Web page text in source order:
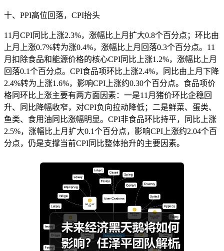
十、PPI高位回落，CPI抬头
11月CPI同比上涨2.3%，涨幅比上月扩大0.8个百分点；环比由
上月上涨0.7%转为涨0.4%，涨幅比上月回落0.3个百分点。11
月扣除食品和能源价格的核心CPI同比上涨1.2%，涨幅比上月
回落0.1个百分点。CPI食品项环比上涨2.4%，同比由上月下降
2.4%转为上涨1.6%，影响CPI上涨约0.30个百分点。食品项价
格同环比上涨主要有两方面因素：一是11月猪价环比企稳回
升、同比降幅收窄，对CPI负向拉动降低；二是鲜菜、蛋类、
鱼类、食用油同比涨幅明显。CPI非食品环比持平，同比上涨
2.5%，涨幅比上月扩大0.1个百分点，影响CPI上涨约2.04个百
分点，仍是支撑当前CPI同比整体抬升的主要因素。